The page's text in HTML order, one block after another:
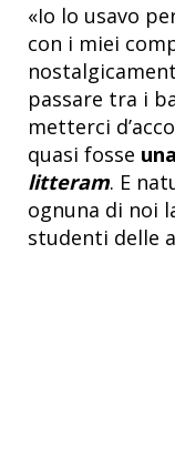
«Io lo usavo
con i miei
passare tra i
metterci
quasi fosse
litteram. E
ognuna di noi
studenti delle